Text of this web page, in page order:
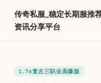
内
传奇私服_稳定长期服推
资讯分享平台
1.76复古三职业高爆版